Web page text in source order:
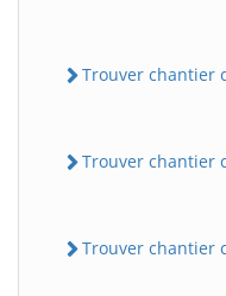
Trouver chantier
Trouver chantier
Trouver chantier